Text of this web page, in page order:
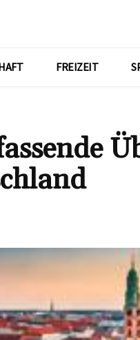
FREIZEIT